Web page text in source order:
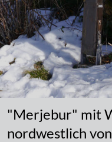
"Merjebur" mit
nordwestlich